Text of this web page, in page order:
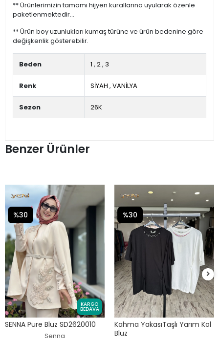
** Ürünlerimizin tamamı hijyen kurallarına uyularak özenle
paketlenmektedir...
** Ürün boy uzunlukları kumaş türüne ve ürün bedenine göre
değişkenlik gösterebilir.
Beden 1 , 2, 3
Renk SİYAH , VANİLYA
Sezon 26K
Benzer Ürünler
KARGO
BEDAVA
SENNA Pure Bluz SD2620010
Senna
%30
Kahma YakasıTaşlı Yarım Kol
Bluz
%30